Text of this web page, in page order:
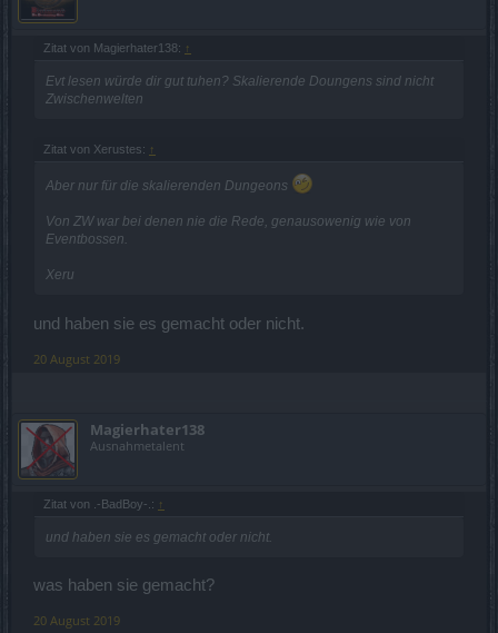
Zitat von Magierhater138: ↑
Evt lesen würde dir gut tuhen? Skalierende Doungens sind nicht
Zwischenwelten
Zitat von Xerustes: ↑
Aber nur für die skalierenden Dungeons
Von ZW war bei denen nie die Rede, genausowenig wie von
Eventbossen.
Xeru
und haben sie es gemacht oder nicht.
20 August 2019
Magierhater138
Ausnahmetalent
Zitat von .-BadBoy-.: ↑
und haben sie es gemacht oder nicht.
was haben sie gemacht?
20 August 2019